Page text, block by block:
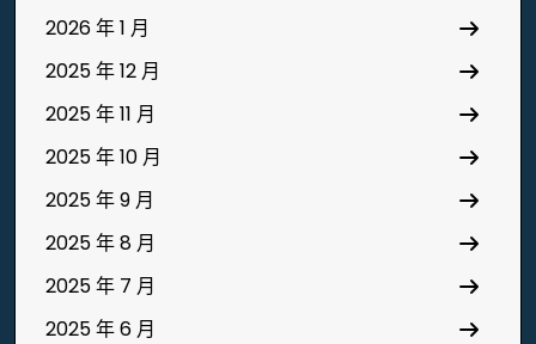
2026 年 1 月
2025 年 12 月
2025 年 11 月
2025 年 10 月
2025 年 9 月
2025 年 8 月
2025 年 7 月
2025 年 6 月